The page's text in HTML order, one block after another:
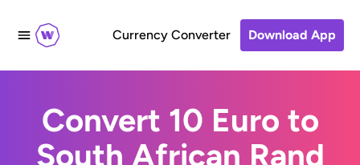
Currency Converter Download App
Convert 10 Euro to
South African Rand